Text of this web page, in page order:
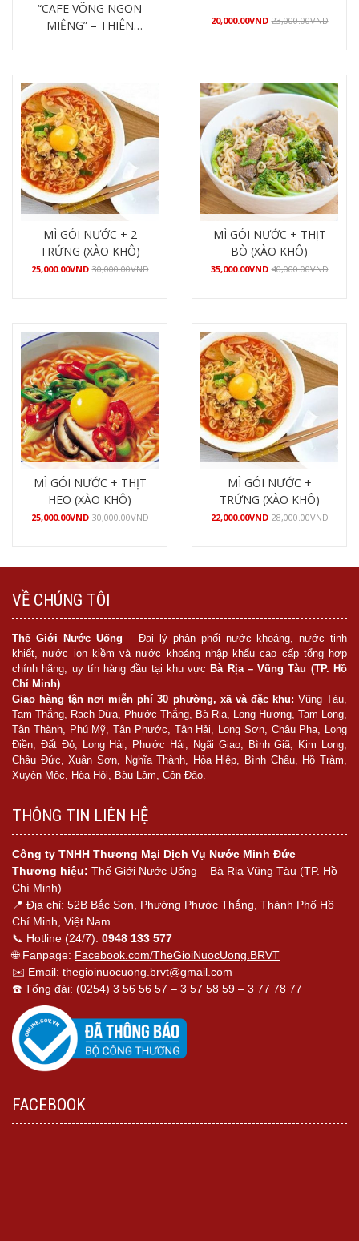
“CAFE VÕNG NGON
MIỆNG” – THIÊN
20,000.00VND 23,000.00VND
MÌ GÓI NƯỚC + 2
TRỨNG (XÀO KHÔ)
25,000.00VND 30,000.00VND
MÌ GÓI NƯỚC + THỊT
BÒ (XÀO KHÔ)
35,000.00VND 40,000.00VND
MÌ GÓI NƯỚC + THỊT
HEO (XÀO KHÔ)
25,000.00VND 30,000.00VND
MÌ GÓI NƯỚC +
TRỨNG (XÀO KHÔ)
22,000.00VND 28,000.00VND
VỀ CHÚNG TÔI
Thế Giới Nước Uống – Đại lý phân phối nước khoáng, nước tinh
khiết, nước ion kiềm và nước khoáng nhập khẩu cao cấp tổng hợp
chính hãng, uy tín hàng đầu tại khu vực Bà Rịa – Vũng Tàu (TP. Hồ
Chí Minh).
Giao hàng tận nơi miễn phí 30 phường, xã và đặc khu: Vũng Tàu,
Tam Thắng, Rạch Dừa, Phước Thắng, Bà Rịa, Long Hương, Tam Long,
Tân Thành, Phú Mỹ, Tân Phước, Tân Hải, Long Sơn, Châu Pha, Long
Điền, Đất Đỏ, Long Hải, Phước Hải, Ngãi Giao, Bình Giã, Kim Long,
Châu Đức, Xuân Sơn, Nghĩa Thành, Hòa Hiệp, Bình Châu, Hồ Tràm,
Xuyên Mộc, Hòa Hội, Bàu Lâm, Côn Đảo.
THÔNG TIN LIÊN HỆ
Công ty TNHH Thương Mại Dịch Vụ Nước Minh Đức
Thương hiệu: Thế Giới Nước Uống – Bà Rịa Vũng Tàu (TP. Hồ
Chí Minh)
📍 Địa chỉ: 52B Bắc Sơn, Phường Phước Thắng, Thành Phố Hồ
Chí Minh, Việt Nam
📞 Hotline (24/7): 0948 133 577
🌐 Fanpage: Facebook.com/TheGioiNuocUong.BRVT
✉️ Email: thegioinuocuong.brvt@gmail.com
☎️ Tổng đài: (0254) 3 56 56 57 – 3 57 58 59 – 3 77 78 77
FACEBOOK